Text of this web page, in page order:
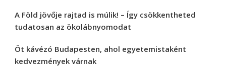
A Föld jövője rajtad is múlik! – Így csökkentheted
tudatosan az ökolábnyomodat
Öt kávézó Budapesten, ahol egyetemistaként
kedvezmények várnak